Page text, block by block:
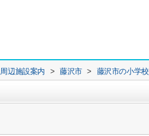
周辺施設案内 > 藤沢市 > 藤沢市の小学校